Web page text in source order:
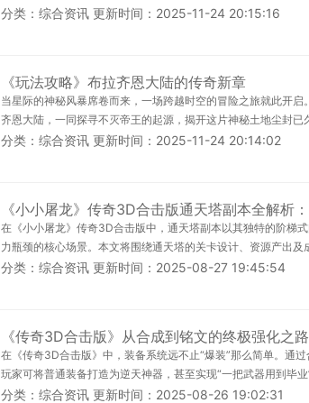
分类：综合资讯 更新时间：2025-11-24 20:15:16
《玩法攻略》布拉齐恩大陆的传奇新章
当星际的神秘风暴席卷而来，一场跨越时空的冒险之旅就此开
齐恩大陆，一同探寻不灭帝王的起源，揭开这片神秘土地尘封已
分类：综合资讯 更新时间：2025-11-24 20:14:02
《小小屠龙》传奇3D合击版通天塔副本全解析
在《小小屠龙》传奇3D合击版中，通天塔副本以其独特的阶梯
力瓶颈的核心场景。本文将围绕通天塔的关卡设计、资源产出及
分类：综合资讯 更新时间：2025-08-27 19:45:54
《传奇3D合击版》从合成到铭文的终极强化之路
在《传奇3D合击版》中，装备系统远不止“爆装”那么简单。通
玩家可将普通装备打造为逆天神器，甚至实现“一把武器用到毕业
分类：综合资讯 更新时间：2025-08-26 19:02:31